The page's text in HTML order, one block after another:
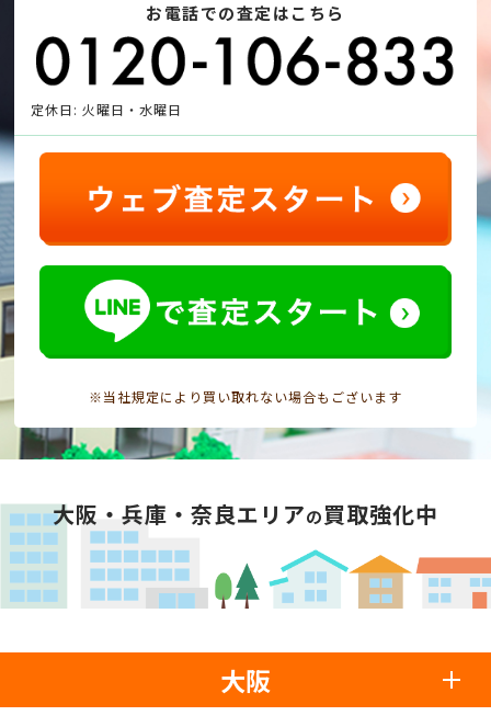
お電話での査定はこちら
定休日: 火曜日・水曜日
※当社規定により買い取れない場合もございます
大阪・兵庫・奈良エリアの買取強化中
大阪